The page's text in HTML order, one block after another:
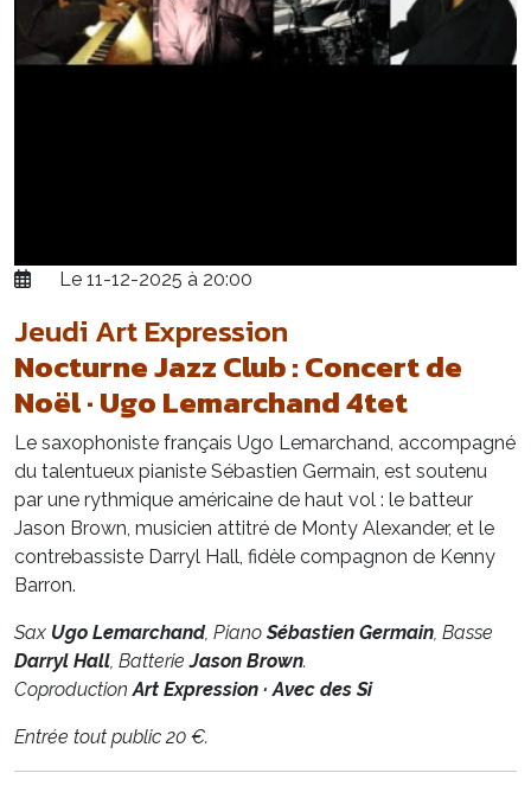
Le 11-12-2025 à 20:00
Jeudi Art Expression
Nocturne Jazz Club : Concert de
Noël · Ugo Lemarchand 4tet
Le saxophoniste français Ugo Lemarchand, accompagné
du talentueux pianiste Sébastien Germain, est soutenu
par une rythmique américaine de haut vol : le batteur
Jason Brown, musicien attitré de Monty Alexander, et le
contrebassiste Darryl Hall, fidèle compagnon de Kenny
Barron.
Sax Ugo Lemarchand, PianoSébastien Germain, Basse
Darryl Hall, Batterie Jason Brown.
CoproductionArt Expression · Avec des Si
Entrée tout public 20 €.